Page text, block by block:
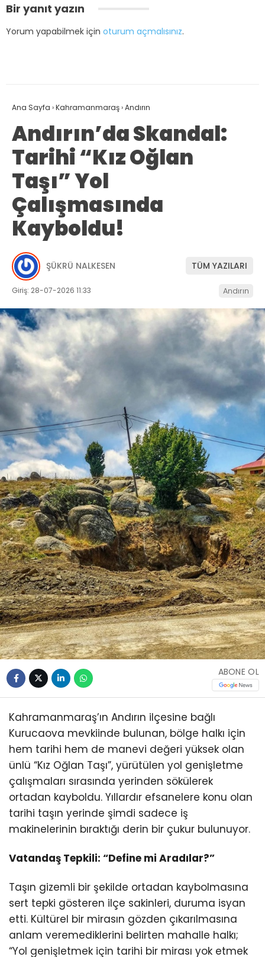
Bir yanıt yazın
Yorum yapabilmek için oturum açmalısınız.
Ana Sayfa ›Kahramanmaraş›Andırın
Andırın’da Skandal:
Tarihi “Kız Oğlan
Taşı” Yol
Çalışmasında
Kayboldu!
ŞÜKRÜ NALKESEN TÜM YAZILARI
Giriş: 28-07-2026 11:33 Andırın
ABONE OL
Kahramanmaraş’ın Andırın ilçesine bağlı
Kurucaova mevkiinde bulunan, bölge halkı için
hem tarihi hem de manevi değeri yüksek olan
ünlü “Kız Oğlan Taşı”, yürütülen yol genişletme
çalışmaları sırasında yerinden sökülerek
ortadan kayboldu. Yıllardır efsanelere konu olan
tarihi taşın yerinde şimdi sadece iş
makinelerinin bıraktığı derin bir çukur bulunuyor.
Vatandaş Tepkili: “Define mi Aradılar?”
Taşın gizemli bir şekilde ortadan kaybolmasına
sert tepki gösteren ilçe sakinleri, duruma isyan
etti. Kültürel bir mirasın gözden çıkarılmasına
anlam veremediklerini belirten mahalle halkı;
“Yol genişletmek için tarihi bir mirası yok etmek